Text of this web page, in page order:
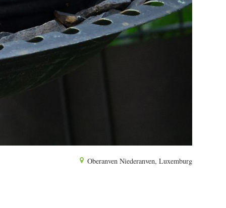
Oberanven Niederanven, Luxemburg